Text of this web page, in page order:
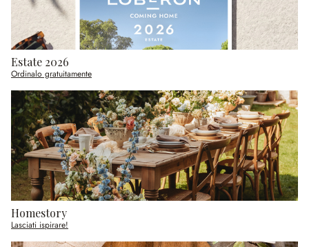
Estate 2026
Ordinalo gratuitamente
Homestory
Lasciati ispirare!